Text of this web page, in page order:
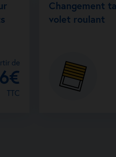
de
TTC
Changement
volet roulant